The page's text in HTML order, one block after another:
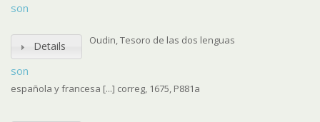
son
Details
son
Oudin, Tesoro de las dos lenguas
española y francesa [...] correg, 1675, P881a